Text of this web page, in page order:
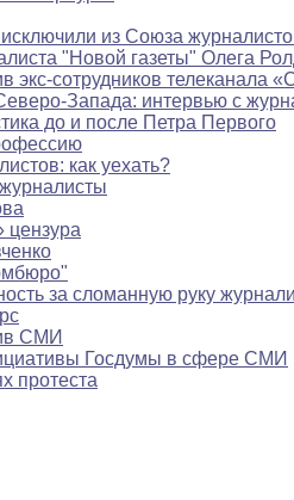
из Союза
"Новой газеты" Олега
экс-сотрудников телеканала
Запада: интервью с
до и после Петра Первого
как уехать?
цензура
за сломанную руку
СМИ
Госдумы в сфере СМИ
протеста